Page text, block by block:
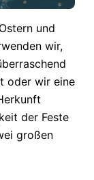
und
wir,
oder wir eine
der Feste
großen